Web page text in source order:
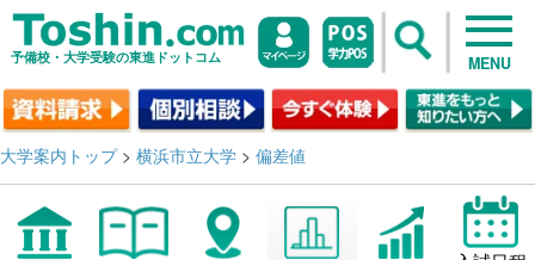
予備校・大学受験の東進ドットコム MENU
大学案内トップ> 横浜市立大学 > 偏差値